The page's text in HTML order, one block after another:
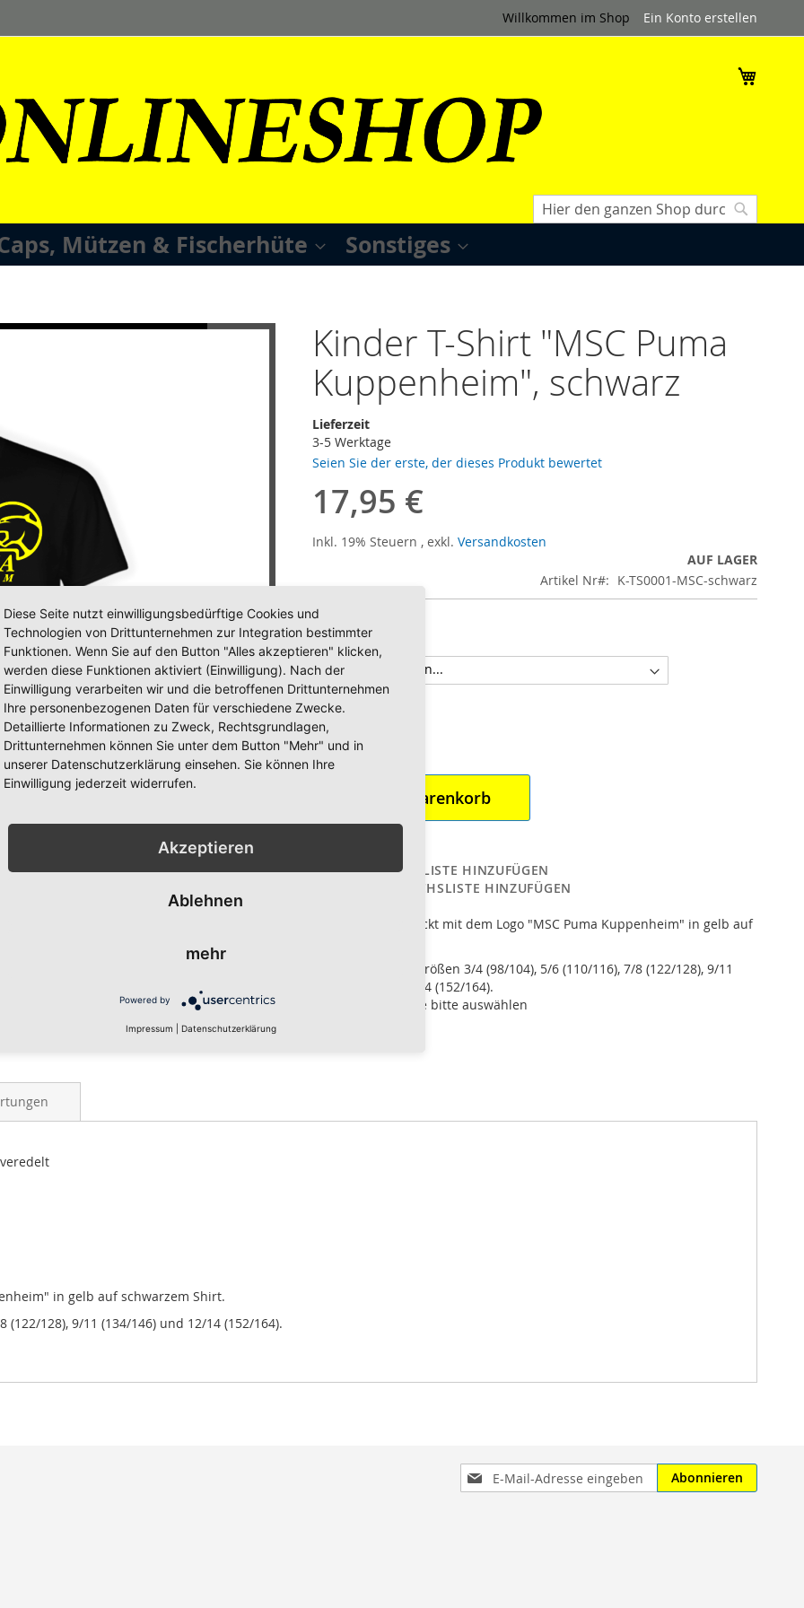
Willkommen im Shop Ein Konto erstellen
Suche
Mützen & Fischerhüte Sonstiges
Kinder T-Shirt "MSC Puma
Kuppenheim", schwarz
Lieferzeit
3-5 Werktage
Seien Sie der erste, der dieses Produkt bewertet
17,95 €
Inkl. 19% Steuern , exkl. Versandkosten
AUF LAGER
Artikel Nr
K-TS0001-MSC-schwarz
Größe
Menge
In den Warenkorb
ZUR WUNSCHLISTE HINZUFÜGEN
ZUR VERGLEICHSLISTE HINZUFÜGEN
Vorderseite bedruckt mit dem Logo "MSC Puma Kuppenheim" in gelb auf
Erhältlich in den Größen 3/4 (98/104), 5/6 (110/116), 7/8 (122/128), 9/11
(134/146) und 12/14 (152/164).
Gewünschte Größe bitte auswählen
in gelb auf schwarzem Shirt.
128), 9/11 (134/146) und 12/14 (152/164).
Anmeldung
zum
Abonnieren
Diese Seite nutzt einwilligungsbedürftige Cookies und
Technologien von Drittunternehmen zur Integration bestimmter
Funktionen. Wenn Sie auf den Button "Alles akzeptieren" klicken,
werden diese Funktionen aktiviert (Einwilligung). Nach der
Einwilligung verarbeiten wir und die betroffenen Drittunternehmen
Ihre personenbezogenen Daten für verschiedene Zwecke.
Detaillierte Informationen zu Zweck, Rechtsgrundlagen,
Drittunternehmen können Sie unter dem Button "Mehr" und in
unserer Datenschutzerklärung einsehen. Sie können Ihre
Einwilligung jederzeit widerrufen.
Akzeptieren
Ablehnen
mehr
Powered by
Impressum Datenschutzerklärung